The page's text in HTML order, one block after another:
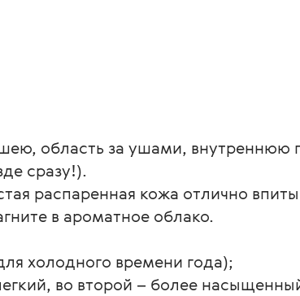
область за ушами, внутреннюю
сразу!).
распаренная кожа отлично
в ароматное облако.
холодного времени года);
во второй – более